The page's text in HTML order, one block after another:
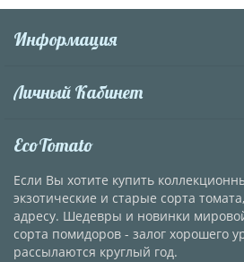
Информация
Личный Кабинет
EcoTomato
Если Вы хотите купить
экзотические и старые сорта
адресу. Шедевры и новинки
сорта помидоров - залог хорошего
рассылаются круглый год.